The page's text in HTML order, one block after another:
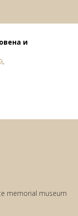
и
.
memorial museum